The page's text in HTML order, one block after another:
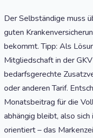
Der Selbständige muss
guten
bekommt. Tipp: Als
Mitgliedschaft in der
bedarfsgerechte
oder anderen Tarif.
Monatsbeitrag für die
abhängig bleibt, also
orientiert – das